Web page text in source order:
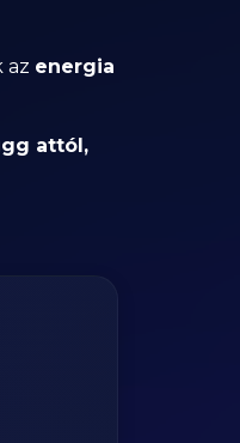
az energia
attól,